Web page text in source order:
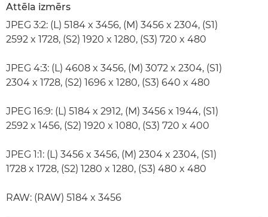
Attēla izmērs
JPEG 3:2: (L) 5184 x 3456, (M) 3456 x 2304, (S1)
2592 x 1728, (S2) 1920 x 1280, (S3) 720 x 480
JPEG 4:3: (L) 4608 x 3456, (M) 3072 x 2304, (S1)
2304 x 1728, (S2) 1696 x 1280, (S3) 640 x 480
JPEG 16:9: (L) 5184 x 2912, (M) 3456 x 1944, (S1)
2592 x 1456, (S2) 1920 x 1080, (S3) 720 x 400
JPEG 1:1: (L) 3456 x 3456, (M) 2304 x 2304, (S1)
1728 x 1728, (S2) 1280 x 1280, (S3) 480 x 480
RAW: (RAW) 5184 x 3456